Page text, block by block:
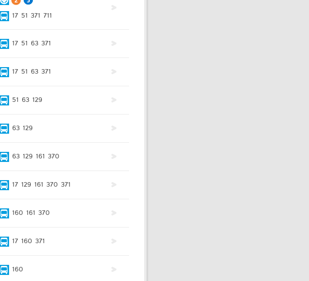
17 51 371 711
17 51 63 371
17 51 63 371
51 63 129
63 129
63 129 161 370
17 129 161 370 371
160 161 370
17 160 371
160